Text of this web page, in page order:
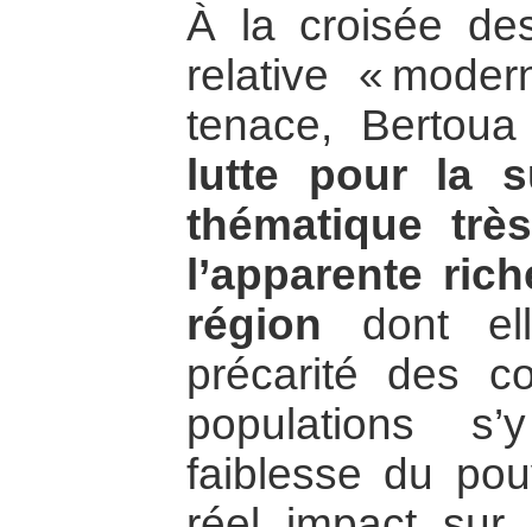
À la croisée
relative «
tenace,
lutte pour la
thématique
l’apparente
région dont
précarité des
populations
faiblesse du